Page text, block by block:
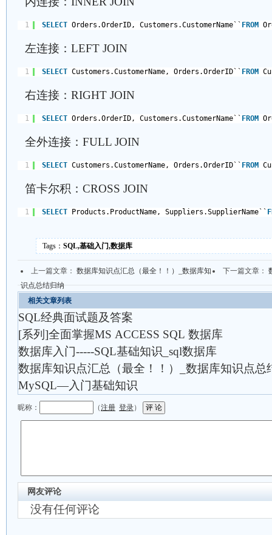
1 SELECT Orders.OrderID, Customers.CustomerName`` FROM
左连接：LEFT JOIN
1 SELECT Customers.CustomerName, Orders.OrderID`` FROM
右连接：RIGHT JOIN
1 SELECT Orders.OrderID, Customers.CustomerName`` FROM
全外连接：FULL JOIN
1 SELECT Customers.CustomerName, Orders.OrderID`` FROM
笛卡尔积：CROSS JOIN
1 SELECT Products.ProductName, Suppliers.SupplierName``
Tags： SQL,基础入门,数据库
上一篇文章： 数据库知识点汇总（最全！！）_数据库知
识点总结归纳
下一篇文章：
相关文章列表
SQL经典面试题及答案
[系列]全面掌握MS ACCESS SQL 数据库
数据库入门-----SQL基础知识_sql数据库
数据库知识点汇总（最全！！）_数据库知识点总
MySQL—入门基础知识
昵称： （注册 登录）
网友评论
没有任何评论